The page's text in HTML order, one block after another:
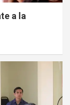
a la